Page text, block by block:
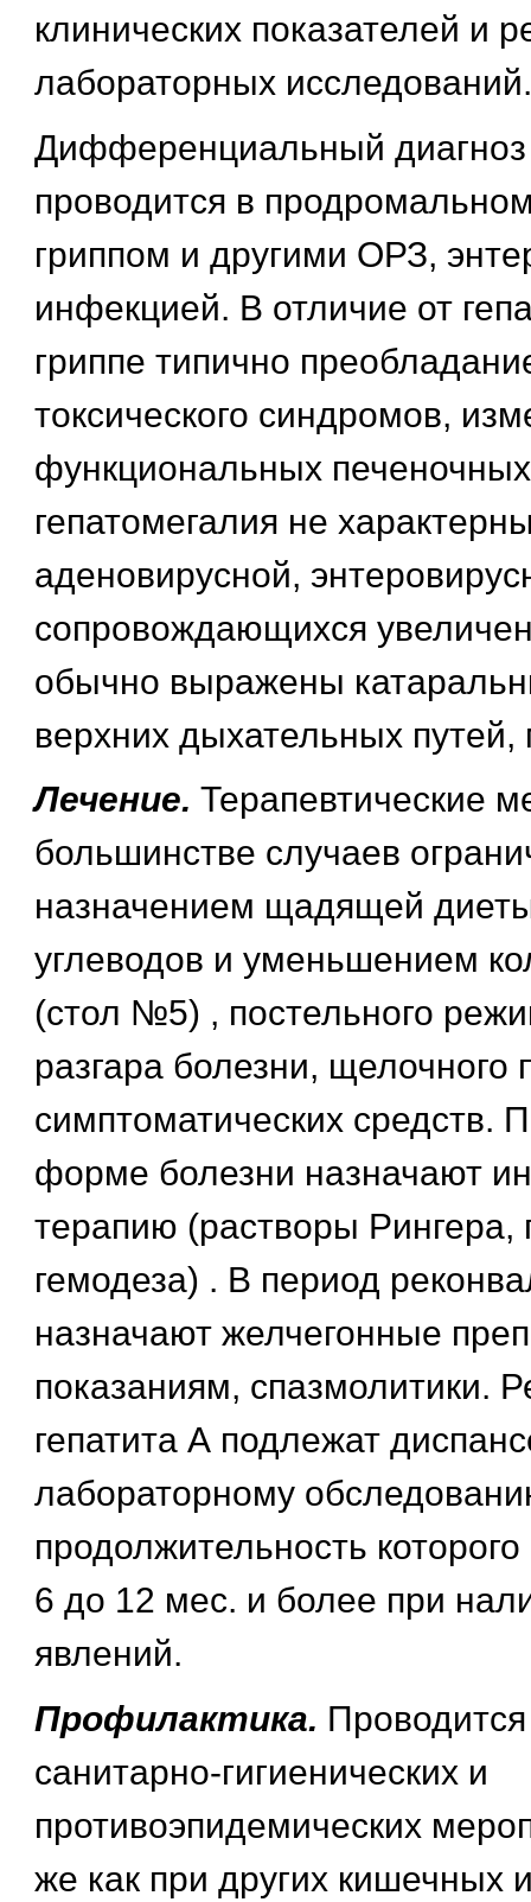
клинических показателей и
лабораторных исследований.
Дифференциальный диагноз
проводится в
гриппом и другими ОРЗ,
инфекцией. В отличие от
гриппе типично
токсического синдромов,
функциональных
гепатомегалия не
аденовирусной,
сопровождающихся
обычно выражены
верхних дыхательных путей,
Лечение. Терапевтические
большинстве случаев
назначением щадящей
углеводов и уменьшением
(стол №5) , постельного
разгара болезни, щелочного
симптоматических средств.
форме болезни назначают
терапию (растворы Рингера,
гемодеза) . В период
назначают желчегонные
показаниям, спазмолитики.
гепатита А подлежат
лабораторному
продолжительность
6 до 12 мес. и более при
явлений.
Профилактика.
санитарно-гигиенических и
противоэпидемических
же как при других кишечных